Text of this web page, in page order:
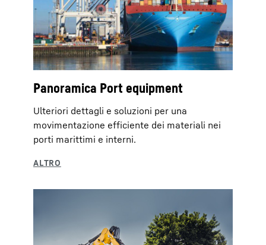
Panoramica Port equipment
Ulteriori dettagli e soluzioni per una
movimentazione efficiente dei materiali nei
porti marittimi e interni.